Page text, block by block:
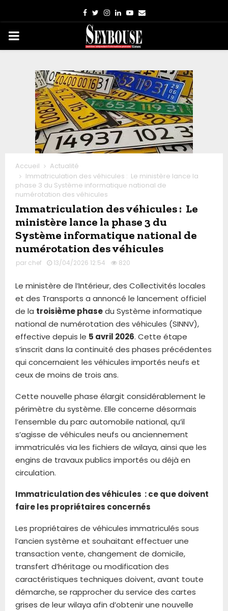
Facebook
TwitterInstagram
LinkedinYoutube
Email
PRIMARY
Accueil
Actualité
Immatriculation des véhicules : Le ministère lance la
phase 3 du Système informatique national de
numérotation des véhicules
Immatriculation des véhicules : Le
ministère lance la phase 3 du
Système informatique national de
numérotation des véhicules
par chef 13/04/2026 12:54 820
Le ministère de l’Intérieur, des Collectivités locales
et des Transports a annoncé le lancement officiel
de la troisième phasedu Système informatique
national de numérotation des véhicules (SINNV),
effective depuis le 5 avril 2026. Cette étape
s’inscrit dans la continuité des phases précédentes
qui concernaient les véhicules importés neufs et
ceux de moins de trois ans.
Cette nouvelle phase élargit considérablement le
périmètre du système. Elle concerne désormais
l’ensemble du parc automobile national, qu’il
s’agisse de véhicules neufs ou anciennement
immatriculés via les fichiers de wilaya, ainsi que les
engins de travaux publics importés ou déjà en
circulation.
Immatriculation des véhicules : ce que doivent
faire les propriétaires concernés
Les propriétaires de véhicules immatriculés sous
l’ancien système et souhaitant effectuer une
transaction vente, changement de domicile,
transfert d’héritage ou modification des
caractéristiques techniques doivent, avant toute
démarche, se rapprocher du service des cartes
grises de leur wilaya afin d’obtenir une nouvelle